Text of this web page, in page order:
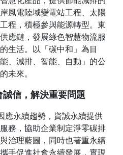
風電陸域變電站工程、太陽
程，積極參與能源轉型。東
應鏈，發展綠色智慧物流服
生活。以「碳中和」為目
、減排、智能、自動」的公
未來。
信，解決重要問題
應永續趨勢，資誠永續提供
務，協助企業制定淨零碳排
治理藍圖，同時也著重永續
手促進社會永續發展，實現